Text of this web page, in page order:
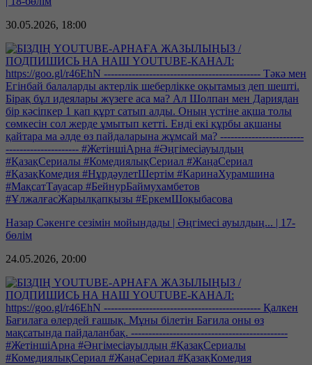
30.05.2026, 18:00
Назар Сәкенге сезімін мойындады | Әңгімесі ауылдың... | 17-
бөлім
24.05.2026, 20:00